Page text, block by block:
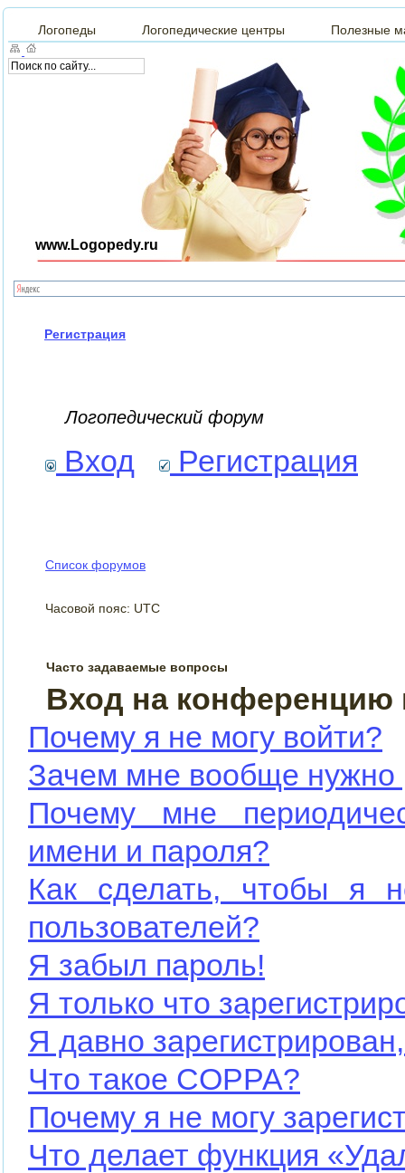
Логопеды Логопедические центры Полезные
www.Logopedy.ru
Регистрация
Логопедический форум
Вход Регистрация
Список форумов
Часовой пояс: UTC
Часто задаваемые вопросы
Вход на конференцию
Почему я не могу войти?
Зачем мне вообще нужно
Почему мне
имени и пароля?
Как сделать, чтобы я
пользователей?
Я забыл пароль!
Я только что
Я давно
Что такое COPPA?
Почему я не могу
Что делает функция